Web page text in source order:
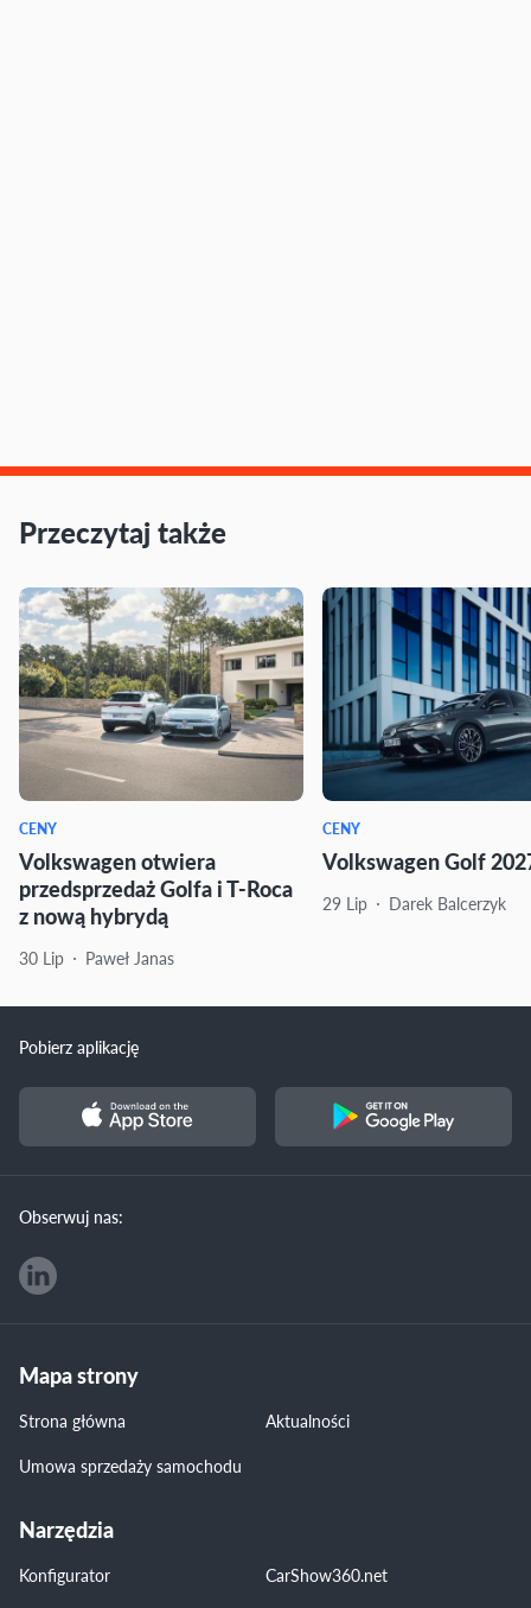
Przeczytaj także
CENY
Volkswagen otwiera
przedsprzedaż Golfa i T-Roca
z nową hybrydą
30 Lip Paweł Janas
CENY
Volkswagen Golf
29 Lip Darek Balcerzyk
Pobierz aplikację
Obserwuj nas:
Mapa strony
Strona główna
Aktualności
Umowa sprzedaży samochodu
Narzędzia
Konfigurator CarShow360.net